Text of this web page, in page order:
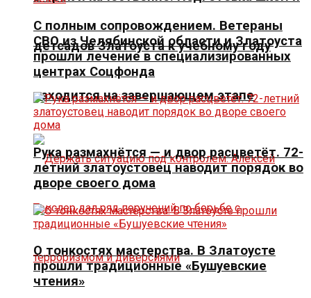
детсадов Златоуста к учебному году
находится на завершающем этапе
С полным сопровождением. Ветераны
СВО из Челябинской области и Златоуста
прошли лечение в специализированных
центрах Соцфонда
Рука размахнётся — и двор расцветёт. 72-
летний златоустовец наводит порядок во
дворе своего дома
О тонкостях мастерства. В Златоусте
прошли традиционные «Бушуевские
чтения»